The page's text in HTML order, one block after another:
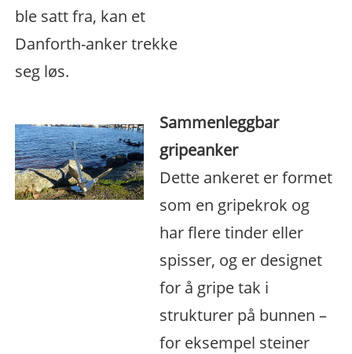
ble satt fra, kan et
Danforth-anker trekke
seg løs.
Sammenleggbar
gripeanker
Dette ankeret er formet
som en gripekrok og
har flere tinder eller
spisser, og er designet
for å gripe tak i
strukturer på bunnen –
for eksempel steiner